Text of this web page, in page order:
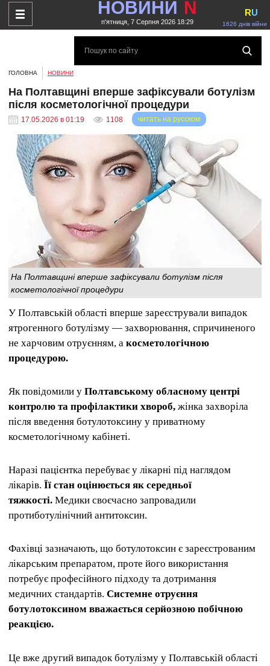
НОВИНИ N
п'ятниця, 7 Серпня 2026 18:29 1626 днів війни
RU
ГОЛОВНА НОВИНИ
На Полтавщині вперше зафіксували ботулізм
після косметологічної процедури
17.05.2026 в 01:19 1108 читать на русском
На Полтавщині вперше зафіксували ботулізм після
косметологічної процедури
У Полтавській області вперше зареєстрували випадок
ятрогенного ботулізму — захворювання, спричиненого
не харчовим отруєнням, а косметологічною
процедурою.
Як повідомили у Полтавському обласному центрі
контролю та профілактики хвороб, жінка захворіла
після введення ботулотоксину у приватному
косметологічному кабінеті.
Наразі пацієнтка перебуває у лікарні під наглядом
лікарів. Її стан оцінюється як середньої
тяжкості. Медики своєчасно запровадили
протиботулінічний антитоксин.
Фахівці зазначають, що ботулотоксин є зареєстрованим
лікарським препаратом, проте його використання
потребує професійного підходу та дотримання
медичних стандартів. Системне отруєння
ботулотоксином вважається серйозною побічною
реакцією.
Це вже другий випадок ботулізму у Полтавській області